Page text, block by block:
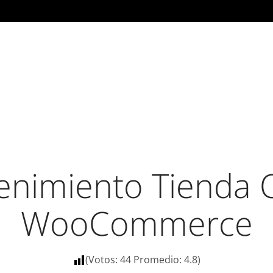
Tienda
WooCommerce
(Votos: 44Promedio: 4.8)